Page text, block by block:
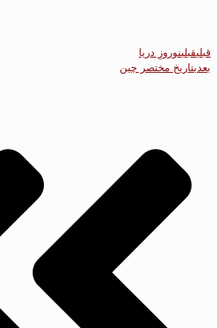
قبلیقبلینوروزِ دریا
بعدیتاریخ مختصر چین